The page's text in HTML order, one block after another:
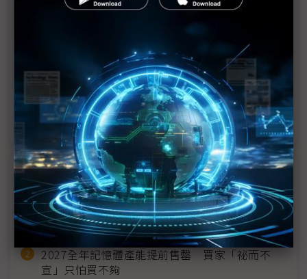
台晶片業者「機器人領域」鴨子划水 看好美國去中
鏈結美國實證場域 台美打造雙邊機器人聯盟
赴美投資不只半導體 台灣機器人聚落成形落腳喬治
近７天熱門報導
MLCC訂單過熱、出貨比創高 村田示警全球AI基
建熱潮將趨緩
2027全年記憶體產能提前售罄 買家「祕而不
宣」只怕買不夠